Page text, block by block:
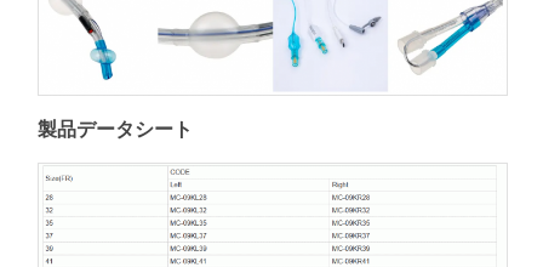
製品データシート